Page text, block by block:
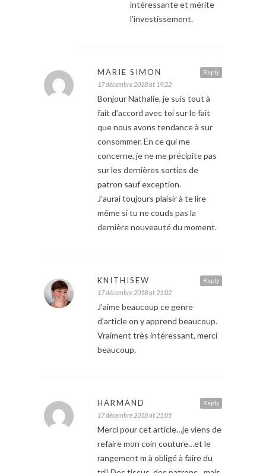
intéressante et mérite
l’investissement.
Reply
MARIE SIMON
17 décembre 2018 at 19:22
Bonjour Nathalie, je suis tout à
fait d’accord avec toi sur le fait
que nous avons tendance à sur
consommer. En ce qui me
concerne, je ne me précipite pas
sur les dernières sorties de
patron sauf exception.
J’aurai toujours plaisir à te lire
même si tu ne couds pas la
dernière nouveauté du moment.
Reply
KNITHISEW
17 décembre 2018 at 21:02
J’aime beaucoup ce genre
d’article on y apprend beaucoup.
Vraiment très intéressant, merci
beaucoup.
Reply
HARMAND
17 décembre 2018 at 21:05
Merci pour cet article…je viens de
refaire mon coin couture…et le
rangement m à obligé à faire du